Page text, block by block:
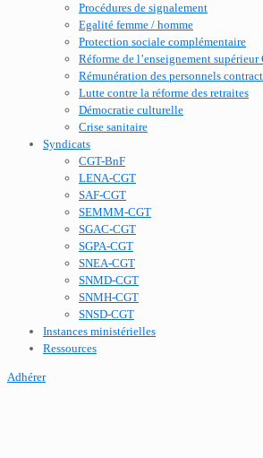
Procédures de signalement
Egalité femme / homme
Protection sociale complémentaire
Réforme de l’enseignement
Rémunération des personnels
Lutte contre la réforme des retraites
Démocratie culturelle
Crise sanitaire
Syndicats
CGT-BnF
LENA-CGT
SAF-CGT
SEMMM-CGT
SGAC-CGT
SGPA-CGT
SNEA-CGT
SNMD-CGT
SNMH-CGT
SNSD-CGT
Instances ministérielles
Ressources
Adhérer